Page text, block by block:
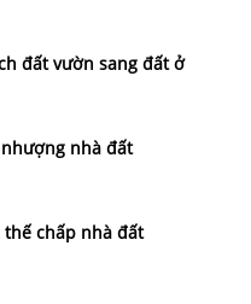
đất vườn sang đất ở
nhà đất
chấp nhà đất